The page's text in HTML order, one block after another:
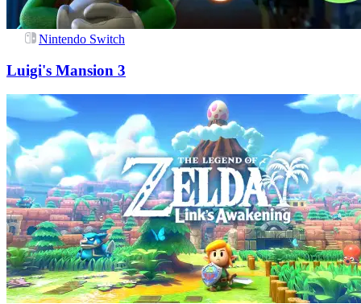
Nintendo Switch
Luigi's Mansion 3